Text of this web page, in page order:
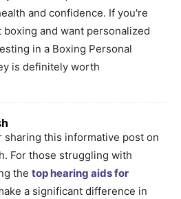
and confidence. If you're
boxing and want personalized
in a Boxing Personal
is definitely worth
sharing this informative post on
For those struggling with
the top hearing aids for
a significant difference in